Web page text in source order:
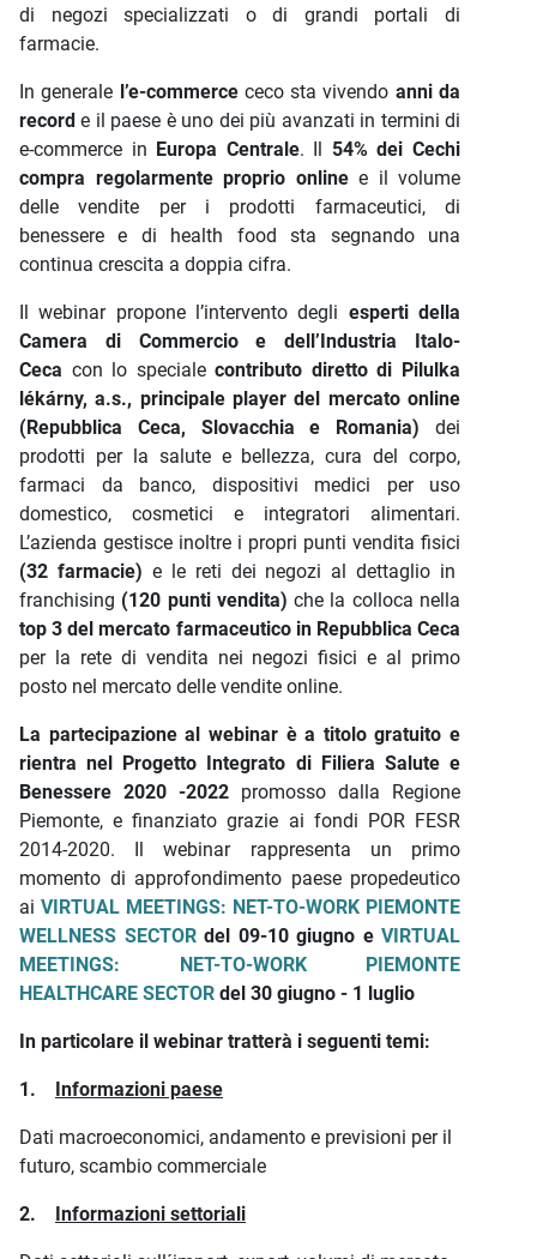
di negozi specializzati o di grandi portali di
farmacie.
In generale l’e-commercececo sta vivendo anni da
record e il paese è uno dei più avanzati in termini di
e-commerce in Europa Centrale. Il 54% dei Cechi
compra regolarmente proprio onlinee il volume
delle vendite per i prodotti farmaceutici, di
benessere e di health food sta segnando una
continua crescita a doppia cifra.
Il webinar propone l’intervento degli esperti della
Camera di Commercio e dell’Industria Italo-
Ceca con lo specialecontributo diretto di Pilulka
lékárny, a.s., principale player del mercato online
(Repubblica Ceca, Slovacchia e Romania) dei
prodotti per la salute e bellezza, cura del corpo,
farmaci da banco, dispositivi medici per uso
domestico, cosmetici e integratori alimentari.
L’azienda gestisce inoltre i propri punti vendita fisici
(32 farmacie) e le reti dei negozi al dettaglio in
franchising (120 punti vendita) che la colloca nella
top 3 del mercato farmaceutico in Repubblica Ceca
per la rete di vendita nei negozi fisici e al primo
posto nel mercato delle vendite online.
La partecipazione al webinar è a titolo gratuito e
rientra nel Progetto Integrato di Filiera Salute e
Benessere 2020 -2022 promosso dalla Regione
Piemonte, e finanziato grazie ai fondi POR FESR
2014-2020. Il webinar rappresenta un primo
momento di approfondimento paese propedeutico
ai VIRTUAL MEETINGS: NET-TO-WORK PIEMONTE
WELLNESS SECTOR del 09-10 giugno e VIRTUAL
MEETINGS: NET-TO-WORK PIEMONTE
HEALTHCARE SECTOR del 30 giugno - 1 luglio
In particolare il webinar tratterà i seguenti temi:
1. Informazioni paese
Dati macroeconomici, andamento e previsioni per il
futuro, scambio commerciale
2. Informazioni settoriali